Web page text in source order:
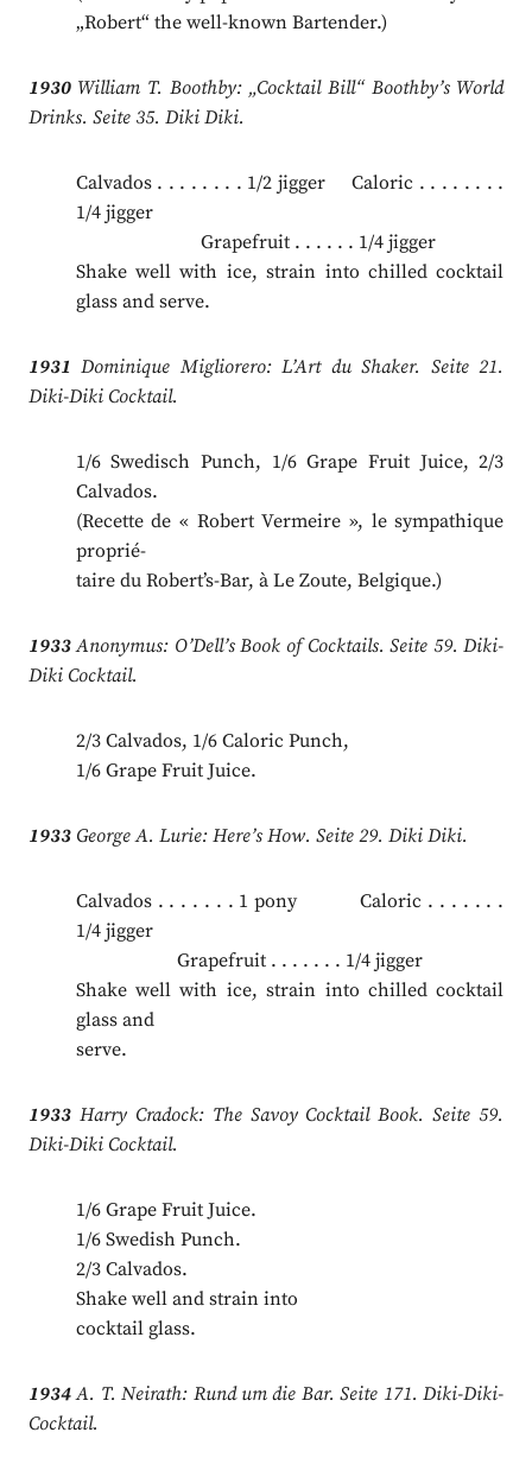
„Robert“ the well-known Bartender.)
1930William T. Boothby: „Cocktail Bill“ Boothby’s World
Drinks. Seite 35. Diki Diki.
Calvados . . . . . . . . 1/2 jigger Caloric . . . . . . . .
1/4 jigger
Grapefruit . . . . . . 1/4 jigger
Shake well with ice, strain into chilled cocktail
glass and serve.
1931 Dominique Migliorero: L’Art du Shaker. Seite 21.
Diki-Diki Cocktail.
1/6 Swedisch Punch, 1/6 Grape Fruit Juice, 2/3
Calvados.
(Recette de « Robert Vermeire », le sympathique
proprié-
taire du Robert’s-Bar, à Le Zoute, Belgique.)
1933Anonymus: O’Dell’s Book of Cocktails. Seite 59. Diki-
Diki Cocktail.
2/3 Calvados, 1/6 Caloric Punch,
1/6 Grape Fruit Juice.
1933George A. Lurie: Here’s How. Seite 29. Diki Diki.
Calvados . . . . . . . 1 pony Caloric . . . . . . .
1/4 jigger
Grapefruit . . . . . . . 1/4 jigger
Shake well with ice, strain into chilled cocktail
glass and
serve.
1933Harry Cradock: The Savoy Cocktail Book. Seite 59.
Diki-Diki Cocktail.
1/6 Grape Fruit Juice.
1/6 Swedish Punch.
2/3 Calvados.
Shake well and strain into
cocktail glass.
1934A. T. Neirath: Rund um die Bar. Seite 171. Diki-Diki-
Cocktail.